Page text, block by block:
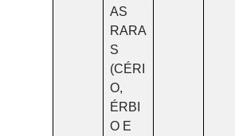
AS
RARA
S
(CÉRI
O,
ÉRBI
O E